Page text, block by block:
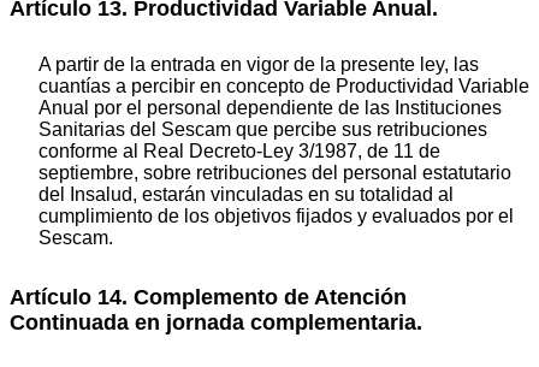
Artículo 13. Productividad Variable Anual.
A partir de la entrada en vigor de la presente ley, las
cuantías a percibir en concepto de Productividad Variable
Anual por el personal dependiente de las Instituciones
Sanitarias del Sescam que percibe sus retribuciones
conforme al Real Decreto-Ley 3/1987, de 11 de
septiembre, sobre retribuciones del personal estatutario
del Insalud, estarán vinculadas en su totalidad al
cumplimiento de los objetivos fijados y evaluados por el
Sescam.
Artículo 14. Complemento de Atención
Continuada en jornada complementaria.